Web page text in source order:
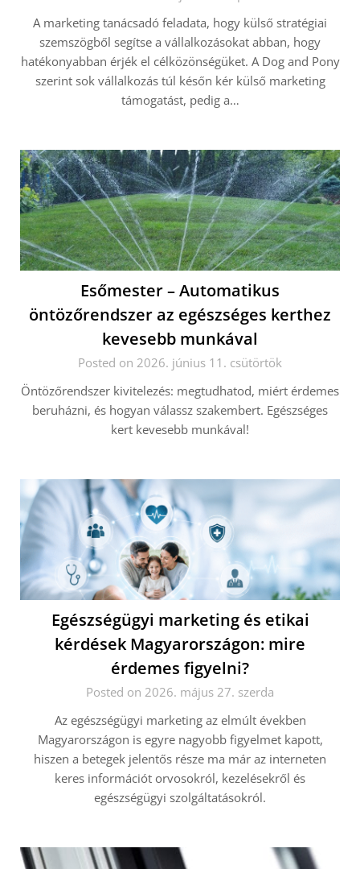
A marketing tanácsadó feladata, hogy külső stratégiai
szemszögből segítse a vállalkozásokat abban, hogy
hatékonyabban érjék el célközönségüket. A Dog and Pony
szerint sok vállalkozás túl későn kér külső marketing
támogatást, pedig a…
Esőmester – Automatikus
öntözőrendszer az egészséges kerthez
kevesebb munkával
Posted on 2026. június 11. csütörtök
Öntözőrendszer kivitelezés: megtudhatod, miért érdemes
beruházni, és hogyan válassz szakembert. Egészséges
kert kevesebb munkával!
Egészségügyi marketing és etikai
kérdések Magyarországon: mire
érdemes figyelni?
Posted on 2026. május 27. szerda
Az egészségügyi marketing az elmúlt években
Magyarországon is egyre nagyobb figyelmet kapott,
hiszen a betegek jelentős része ma már az interneten
keres információt orvosokról, kezelésekről és
egészségügyi szolgáltatásokról.